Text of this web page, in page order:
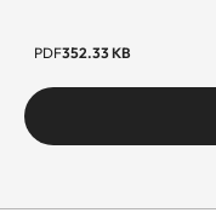
PDF352.33 KB